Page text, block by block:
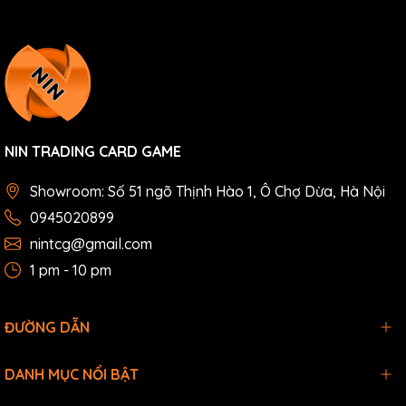
NIN TRADING CARD GAME
Showroom: Số 51 ngõ Thịnh Hào 1, Ô Chợ Dừa, Hà Nội
0945020899
nintcg@gmail.com
1 pm - 10 pm
ĐƯỜNG DẪN
DANH MỤC NỔI BẬT